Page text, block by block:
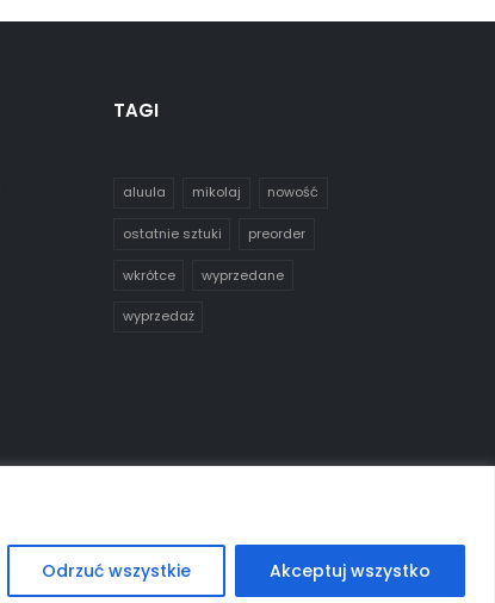
Odrzuć wszystkie Akceptuj wszystko
TAGI
aluula mikolaj nowość
ostatnie sztuki preorder
wkrótce wyprzedane
wyprzedaż